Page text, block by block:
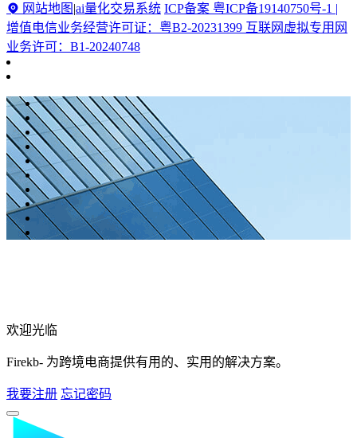
网站地图 |ai量化交易系统 ICP备案 粤ICP备19140750号-1 |
增值电信业务经营许可证：粤B2-20231399 互联网虚拟专用网
业务许可：B1-20240748
欢迎光临
Firekb- 为跨境电商提供有用的、实用的解决方案。
我要注册 忘记密码